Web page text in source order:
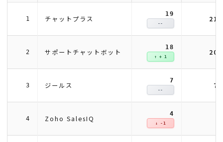
1 チャットプラス
19
--
2 サポートチャットボット
18
↑ + 1
3 ジールス
7
--
4 Zoho SalesIQ
4
↓ -1